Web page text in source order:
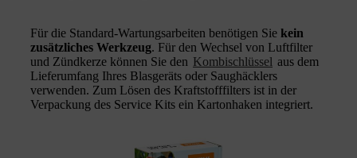
Für die Standard-Wartungsarbeiten benötigen Sie kein
zusätzliches Werkzeug. Für den Wechsel von Luftfilter
und Zündkerze können Sie den Kombischlüssel aus dem
Lieferumfang Ihres Blasgeräts oder Saughäcklers
verwenden. Zum Lösen des Kraftstofffilters ist in der
Verpackung des Service Kits ein Kartonhaken integriert.